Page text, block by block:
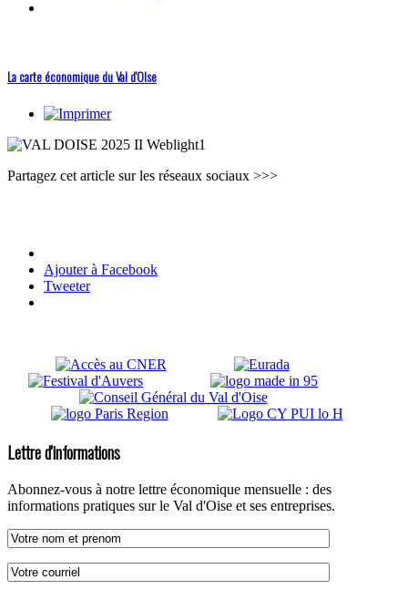
La carte économique du Val d'OIse
Partagez cet article sur les réseaux sociaux >>>
Ajouter à Facebook
Tweeter
Lettre d'informations
Abonnez-vous à notre lettre économique mensuelle : des
informations pratiques sur le Val d'Oise et ses entreprises.